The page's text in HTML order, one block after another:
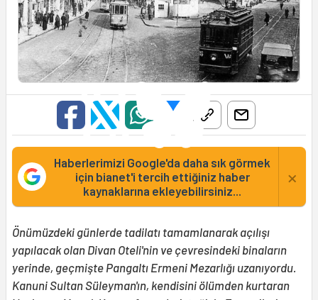
Haberlerimizi Google'da daha sık görmek
için bianet'i tercih ettiğiniz haber
kaynaklarına ekleyebilirsiniz...
×
Önümüzdeki günlerde tadilatı tamamlanarak açılışı
yapılacak olan Divan Oteli'nin ve çevresindeki binaların
yerinde, geçmişte Pangaltı Ermeni Mezarlığı uzanıyordu.
Kanuni Sultan Süleyman'ın, kendisini ölümden kurtaran